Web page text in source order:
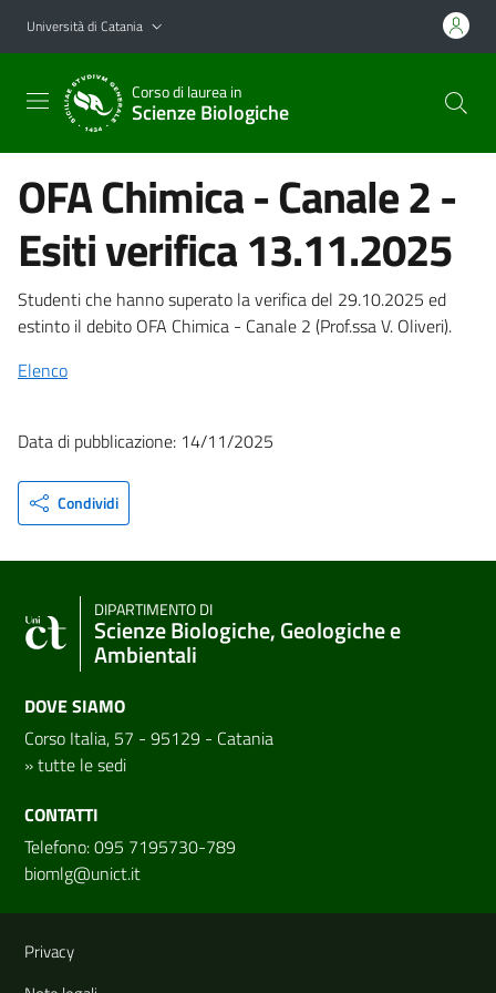
Vai al contenuto principale
Vai al menu di navigazione
Università di Catania
Corso di laurea in
Scienze Biologiche
OFA Chimica - Canale 2 -
Esiti verifica 13.11.2025
Studenti che hanno superato la verifica del 29.10.2025 ed
estinto il debito OFA Chimica - Canale 2 (Prof.ssa V. Oliveri).
Elenco
Data di pubblicazione: 14/11/2025
Condividi
DIPARTIMENTO DI
Scienze Biologiche, Geologiche e
Ambientali
DOVE SIAMO
Corso Italia, 57 - 95129 - Catania
»tutte le sedi
CONTATTI
Telefono: 095 7195730-789
biomlg@unict.it
Link e informazioni utili
Privacy